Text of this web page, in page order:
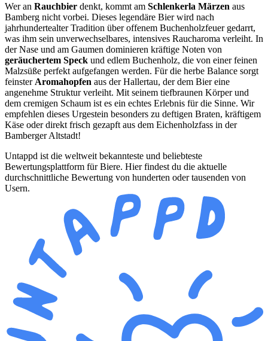
Wer an Rauchbier denkt, kommt am Schlenkerla Märzen aus
Bamberg nicht vorbei. Dieses legendäre Bier wird nach
jahrhundertealter Tradition über offenem Buchenholzfeuer gedarrt,
was ihm sein unverwechselbares, intensives Raucharoma verleiht. In
der Nase und am Gaumen dominieren kräftige Noten von
geräuchertem Speck und edlem Buchenholz, die von einer feinen
Malzsüße perfekt aufgefangen werden. Für die herbe Balance sorgt
feinster Aromahopfen aus der Hallertau, der dem Bier eine
angenehme Struktur verleiht. Mit seinem tiefbraunen Körper und
dem cremigen Schaum ist es ein echtes Erlebnis für die Sinne. Wir
empfehlen dieses Urgestein besonders zu deftigen Braten, kräftigem
Käse oder direkt frisch gezapft aus dem Eichenholzfass in der
Bamberger Altstadt!
Untappd ist die weltweit bekannteste und beliebteste
Bewertungsplattform für Biere. Hier findest du die aktuelle
durchschnittliche Bewertung von hunderten oder tausenden von
Usern.